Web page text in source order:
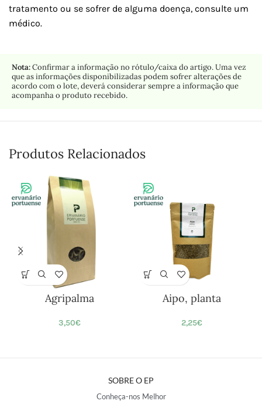
tratamento ou se sofrer de alguma doença, consulte um
médico.
Nota:Confirmar a informação no rótulo/caixa do artigo. Uma vez
que as informações disponibilizadas podem sofrer alterações de
acordo com o lote, deverá considerar sempre a informação que
acompanha o produto recebido.
Produtos Relacionados
Agripalma
3,50€
Aipo, planta
2,25€
SOBRE O EP
Conheça-nos Melhor